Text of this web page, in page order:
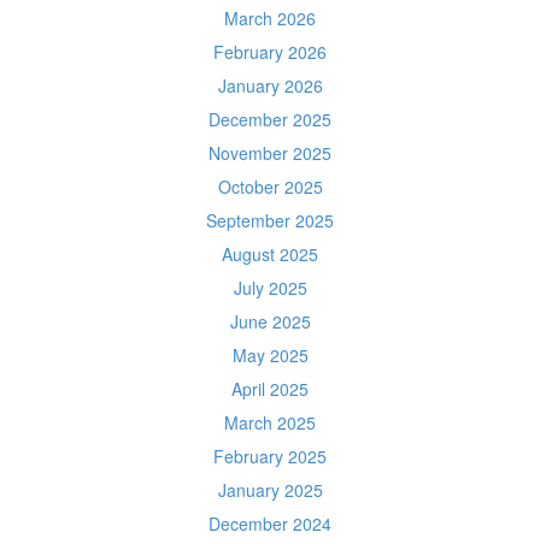
March 2026
February 2026
January 2026
December 2025
November 2025
October 2025
September 2025
August 2025
July 2025
June 2025
May 2025
April 2025
March 2025
February 2025
January 2025
December 2024